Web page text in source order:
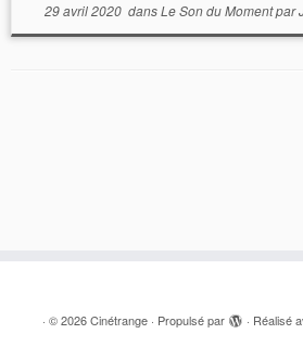
29 avril 2020dansLe Son du Momentpar
· © 2026 Cinétrange· Propulsé par · Réalisé